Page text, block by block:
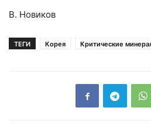
В. Новиков
ТЕГИ Корея Критические